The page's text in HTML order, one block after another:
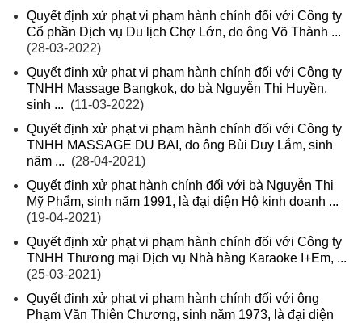
Quyết định xử phạt vi phạm hành chính đối với Công ty
Cổ phần Dịch vụ Du lịch Chợ Lớn, do ông Võ Thành ...
(28-03-2022)
Quyết định xử phạt vi phạm hành chính đối với Công ty
TNHH Massage Bangkok, do bà Nguyễn Thị Huyền,
sinh ... (11-03-2022)
Quyết định xử phạt vi phạm hành chính đối với Công ty
TNHH MASSAGE DU BAI, do ông Bùi Duy Lắm, sinh
năm ... (28-04-2021)
Quyết định xử phạt hành chính đối với bà Nguyễn Thị
Mỹ Phẩm, sinh năm 1991, là đại diện Hộ kinh doanh ...
(19-04-2021)
Quyết định xử phạt vi phạm hành chính đối với Công ty
TNHH Thương mại Dịch vụ Nhà hàng Karaoke I+Em, ...
(25-03-2021)
Quyết định xử phạt vi phạm hành chính đối với ông
Phạm Văn Thiên Chương, sinh năm 1973, là đại diện